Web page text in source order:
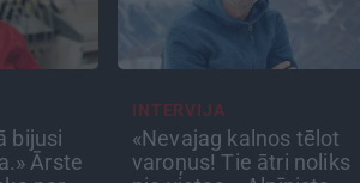
bijusi
Ārste
INTERVIJA
«Nevajag kalnos tēlot
varoņus! Tie ātri noliks